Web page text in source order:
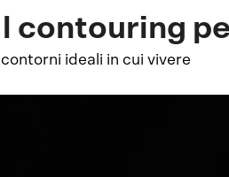
Il contouring
I contorni ideali in cui vivere